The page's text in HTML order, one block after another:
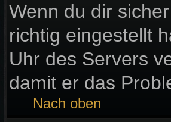
Wenn du dir
richtig eingestellt
Uhr des Servers
damit er das
Nach oben